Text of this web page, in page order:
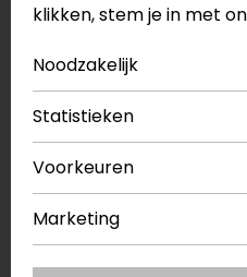
Productnaam
Merk
Reden retour
1. Niet de juiste maat/
2. Niet naar wens/
klikken, stem je in met
Noodzakelijk
Statistieken
Voorkeuren
Marketing